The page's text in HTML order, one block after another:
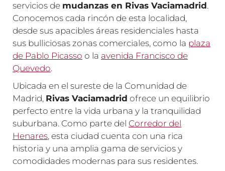
servicios de mudanzas en Rivas Vaciamadrid.
Conocemos cada rincón de esta localidad,
desde sus apacibles áreas residenciales hasta
sus bulliciosas zonas comerciales, como la plaza
de Pablo Picasso o la avenida Francisco de
Quevedo.
Ubicada en el sureste de la Comunidad de
Madrid, Rivas Vaciamadrid ofrece un equilibrio
perfecto entre la vida urbana y la tranquilidad
suburbana. Como parte del Corredor del
Henares, esta ciudad cuenta con una rica
historia y una amplia gama de servicios y
comodidades modernas para sus residentes.